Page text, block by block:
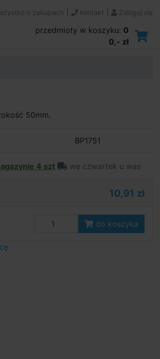
o zakupach Kontakt Zaloguj się
przedmioty w koszyku: 0
0,- zł
50mm.
BP1751
4 szt we czwartek u was
10,91 zł
do koszyka